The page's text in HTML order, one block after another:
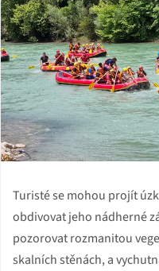
Turisté se mohou projít
obdivovat jeho nádherné
pozorovat rozmanitou
skalních stěnách, a